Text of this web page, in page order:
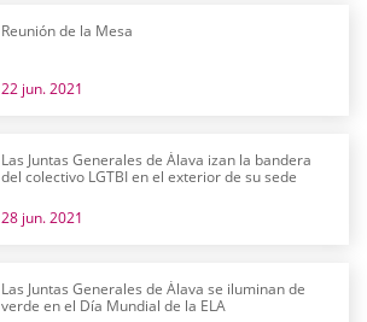
Reunión de la Mesa
22 jun. 2021
Las Juntas Generales de Álava izan la bandera
del colectivo LGTBI en el exterior de su sede
28 jun. 2021
Las Juntas Generales de Álava se iluminan de
verde en el Día Mundial de la ELA